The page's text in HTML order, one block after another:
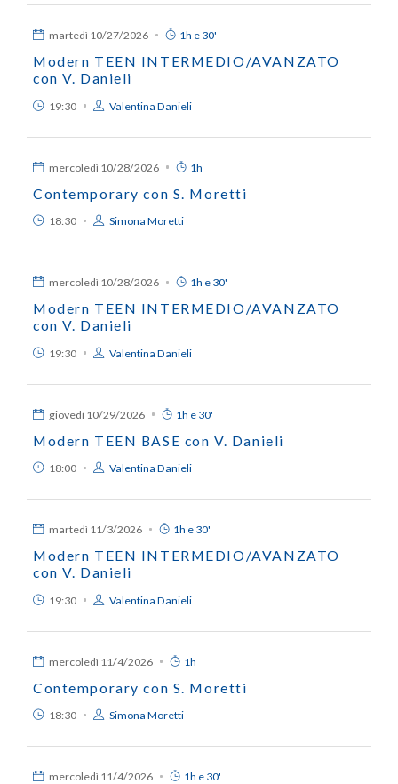
martedì 10/27/2026 1h e 30'
Modern TEEN INTERMEDIO/AVANZATO
con V. Danieli
19:30 Valentina Danieli
mercoledì 10/28/2026 1h
Contemporary con S. Moretti
18:30 Simona Moretti
mercoledì 10/28/2026 1h e 30'
Modern TEEN INTERMEDIO/AVANZATO
con V. Danieli
19:30 Valentina Danieli
giovedì 10/29/2026 1h e 30'
Modern TEEN BASE con V. Danieli
18:00 Valentina Danieli
martedì 11/3/2026 1h e 30'
Modern TEEN INTERMEDIO/AVANZATO
con V. Danieli
19:30 Valentina Danieli
mercoledì 11/4/2026 1h
Contemporary con S. Moretti
18:30 Simona Moretti
mercoledì 11/4/2026 1h e 30'